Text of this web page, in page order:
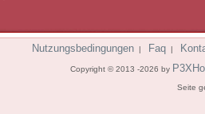
Nutzungsbedingungen | Faq |
Copyright © 2013 -2026 by
Seite